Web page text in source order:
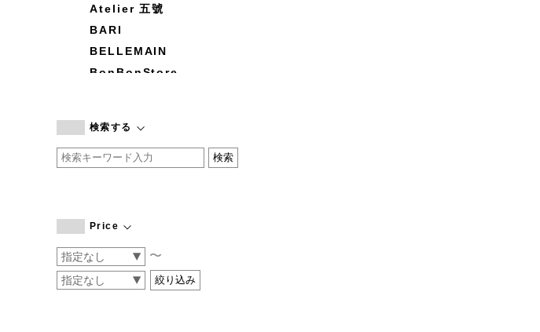
Atelier 五號
BARI
BELLEMAIN
BonBonStore
by basics
CATWORTH
COGTHEBIGSMOKE
CONVERSE
DEAN & DELUCA
検索する
Price
〜